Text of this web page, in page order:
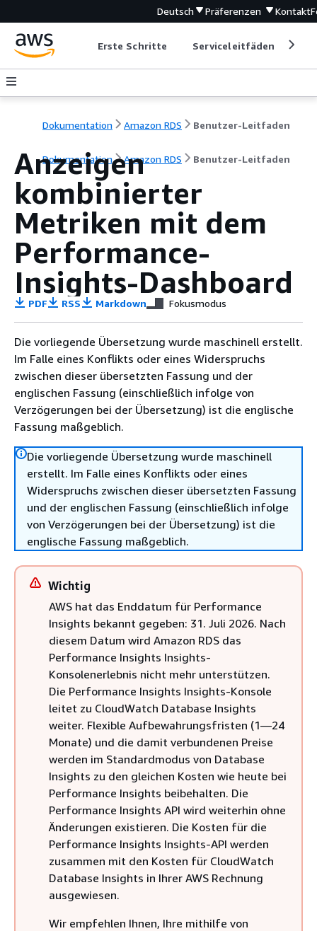
Deutsch Präferenzen Kontakt
Erste Schritte Serviceleitfäden
Dokumentation Amazon RDS Benutzer-Leitfaden
Dokumentation Amazon RDS Benutzer-Leitfaden
Anzeigen
kombinierter
Metriken mit dem
Performance-
Insights-Dashboard
PDF RSS Markdown Fokusmodus
Die vorliegende Übersetzung wurde maschinell erstellt.
Im Falle eines Konflikts oder eines Widerspruchs
zwischen dieser übersetzten Fassung und der
englischen Fassung (einschließlich infolge von
Verzögerungen bei der Übersetzung) ist die englische
Fassung maßgeblich.
Die vorliegende Übersetzung wurde maschinell
erstellt. Im Falle eines Konflikts oder eines
Widerspruchs zwischen dieser übersetzten Fassung
und der englischen Fassung (einschließlich infolge
von Verzögerungen bei der Übersetzung) ist die
englische Fassung maßgeblich.
Wichtig
AWS hat das Enddatum für Performance
Insights bekannt gegeben: 31. Juli 2026. Nach
diesem Datum wird Amazon RDS das
Performance Insights Insights-
Konsolenerlebnis nicht mehr unterstützen.
Die Performance Insights Insights-Konsole
leitet zu CloudWatch Database Insights
weiter. Flexible Aufbewahrungsfristen (1—24
Monate) und die damit verbundenen Preise
werden im Standardmodus von Database
Insights zu den gleichen Kosten wie heute bei
Performance Insights beibehalten. Die
Performance Insights API wird weiterhin ohne
Änderungen existieren. Die Kosten für die
Performance Insights Insights-API werden
zusammen mit den Kosten für CloudWatch
Database Insights in Ihrer AWS Rechnung
ausgewiesen.
Wir empfehlen Ihnen, Ihre mithilfe von